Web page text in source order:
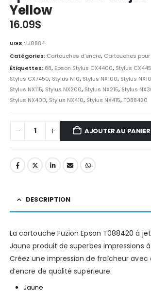
Yellow
16.09$
UGS : IJ0884
Catégories: Cartouches d’encre, Cartouches
Étiquettes: 88, Epson Stylus CX4400, Stylus
Stylus CX7450, Stylus N10, Stylus NX100, Stylus
Stylus NX115, Stylus NX200, Stylus NX215, Stylus
Stylus NX400, Stylus NX410, Stylus NX415,T088420
AJOUTER AU PANIER
DESCRIPTION
La cartouche Fuzion Epson T088420 à
Jaune produit de superbes impressions
Créez une impression de fraîcheur
d’encre de qualité supérieure.
Jaune